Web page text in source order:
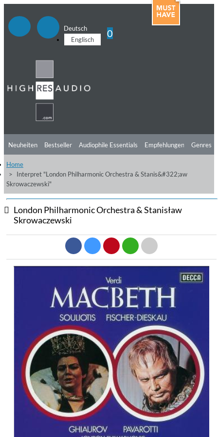
Deutsch
Englisch
0
Neuheiten Bestseller Audiophile Essentials Empfehlungen
Hörtipps
Videos
Genres
Home
Interpret "London Philharmonic Orchestra & Stanis&#322;aw
Skrowaczewski"
London Philharmonic Orchestra & Stanisław
Skrowaczewski